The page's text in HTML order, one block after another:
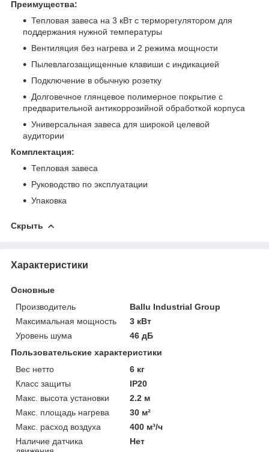
Преимущества:
Тепловая завеса на 3 кВт с терморегулятором для
поддержания нужной температуры
Вентиляция без нагрева и 2 режима мощности
Пылевлагозащищенные клавиши с индикацией
Подключение в обычную розетку
Долговечное глянцевое полимерное покрытие с
предварительной антикоррозийной обработкой корпуса
Универсальная завеса для широкой целевой
аудитории
Комплектация:
Тепловая завеса
Руководство по эксплуатации
Упаковка
Скрыть
Характеристики
Основные
Производитель
Ballu Industrial Group
Максимальная мощность
3 кВт
Уровень шума
46 дБ
Пользовательские характеристики
Вес нетто
6 кг
Класс защиты
IP20
Макс. высота установки
2.2 м
Макс. площадь нагрева
30 м²
Макс. расход воздуха
400 м³/ч
Наличие датчика
Нет